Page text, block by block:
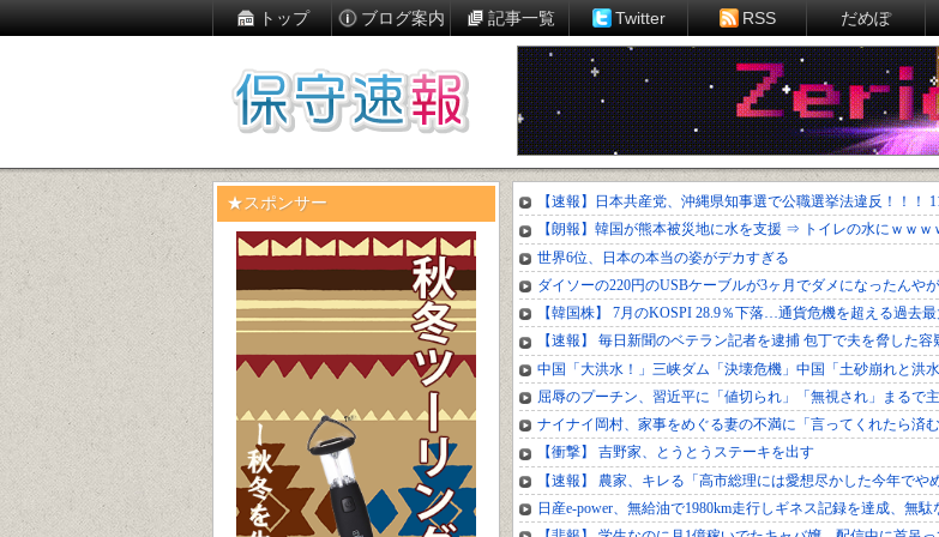
トップ ブログ案内 記事一覧 Twitter RSS だめぽ
★スポンサー